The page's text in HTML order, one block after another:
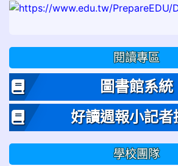
閱讀專區
圖書館系統
好讀週報小記者
學校團隊